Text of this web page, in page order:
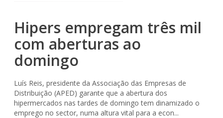
Hipers empregam três mil
com aberturas ao
domingo
Luís Reis, presidente da Associação das Empresas de
Distribuição (APED) garante que a abertura dos
hipermercados nas tardes de domingo tem dinamizado o
emprego no sector, numa altura vital para a econ...